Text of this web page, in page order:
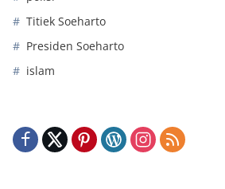
Titiek Soeharto
Presiden Soeharto
islam